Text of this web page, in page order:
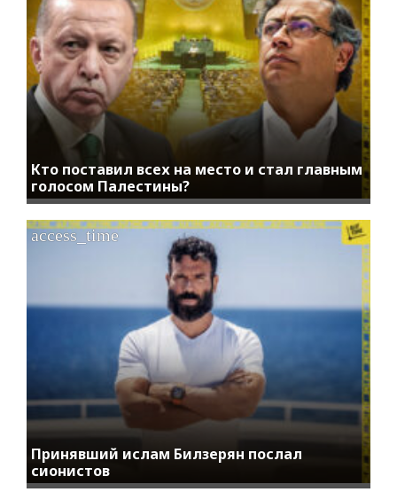
Кто поставил всех на место и стал главным
голосом Палестины?
Принявший ислам Билзерян послал
сионистов
access_time